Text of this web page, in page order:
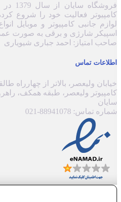
کامپیوتر فعالیت خود را شروع
لوازم جانبی کامپیوتر و موبایل
اسپیکر شارژی و برقی به صورت
صاحب امتیاز: احمد جباری شیویاری
اطلاعات تماس
خیابان ولیعصر، بالاتر از چهارراه
سایان
شماره تماس: 88941078-021